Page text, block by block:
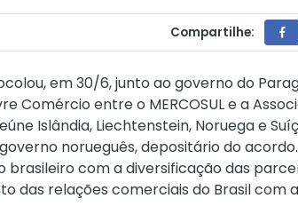
Compartilhe:
em 30/6, junto ao governo do
Comércio entre o MERCOSUL e a
Islândia, Liechtenstein, Noruega e
norueguês, depositário do
brasileiro com a diversificação das
das relações comerciais do Brasil com